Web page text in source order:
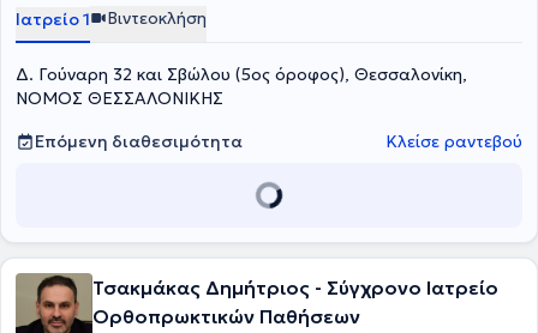
Ιατρείο 1 Βιντεοκλήση
Δ. Γούναρη 32 και Σβώλου (5ος όροφος), Θεσσαλονίκη,
ΝΟΜΟΣ ΘΕΣΣΑΛΟΝΙΚΗΣ
Επόμενη διαθεσιμότητα
Κλείσε ραντεβού
Τσακμάκας Δημήτριος - Σύγχρονο Ιατρείο
Ορθοπρωκτικών Παθήσεων